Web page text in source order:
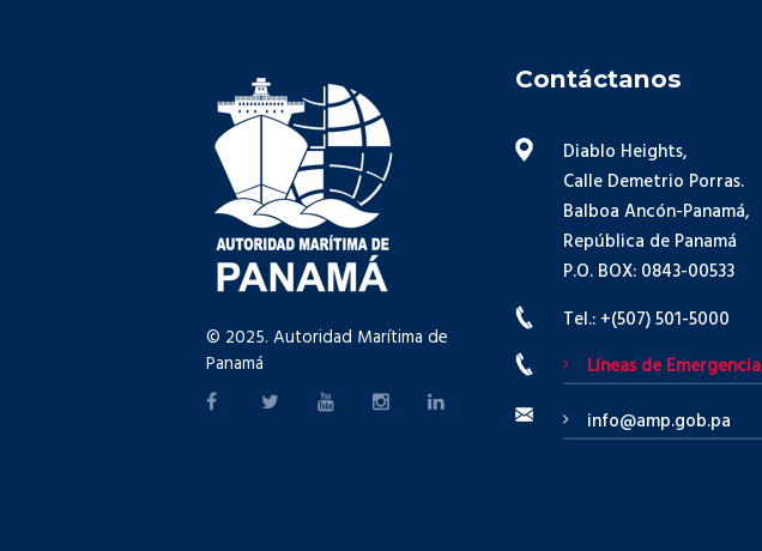
© 2025. Autoridad Marítima de
Panamá
Contáctanos
Diablo Heights,
Calle Demetrio Porras.
Balboa Ancón-Panamá,
República de Panamá
P.O. BOX: 0843-00533
Tel.: +(507) 501-5000
Líneas de Emergencia
info@amp.gob.pa